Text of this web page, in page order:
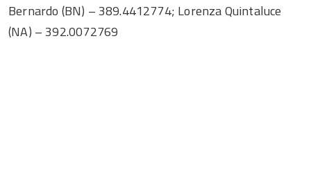
Bernardo (BN) – 389.4412774; Lorenza Quintaluce
(NA) – 392.0072769